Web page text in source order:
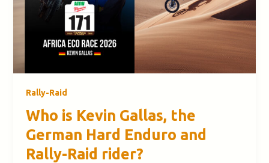
Rally-Raid
Who is Kevin Gallas, the
German Hard Enduro and
Rally-Raid rider?